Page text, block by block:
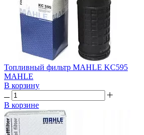
Топливный фильтр MAHLE KC595
MAHLE
В корзину
В корзине